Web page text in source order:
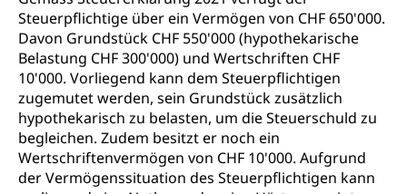
Steuerpflichtige über ein Vermögen von CHF 650'000.
Davon Grundstück CHF 550'000 (hypothekarische
Belastung CHF 300'000) und Wertschriften CHF
10'000. Vorliegend kann dem Steuerpflichtigen
zugemutet werden, sein Grundstück zusätzlich
hypothekarisch zu belasten, um die Steuerschuld zu
begleichen. Zudem besitzt er noch ein
Wertschriftenvermögen von CHF 10'000. Aufgrund
der Vermögenssituation des Steuerpflichtigen kann